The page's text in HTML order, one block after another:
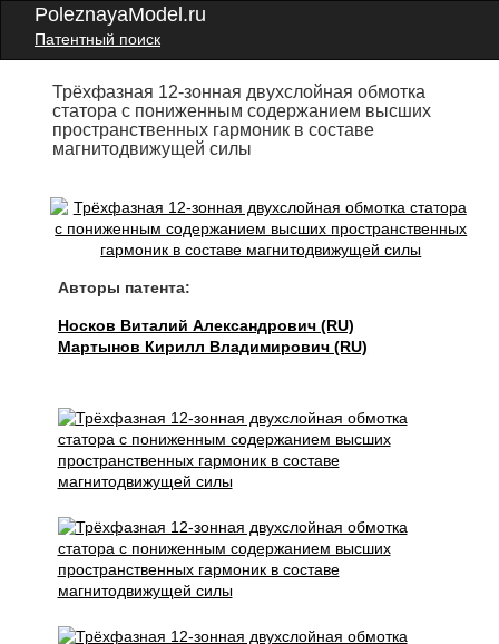
PoleznayaModel.ru
Патентный поиск
Трёхфазная 12-зонная двухслойная обмотка
статора с пониженным содержанием высших
пространственных гармоник в составе
магнитодвижущей силы
Авторы патента:
Носков Виталий Александрович (RU)
Мартынов Кирилл Владимирович (RU)